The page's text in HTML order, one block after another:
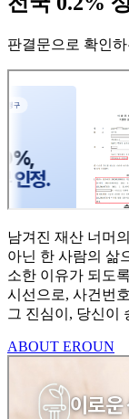
판결문으로 확인
남겨진 재산 너머
아닌 한 사람의 삶
소한 이유가 되도
시선으로, 사건번
그 진심이, 당신이
ABOUT EROUN